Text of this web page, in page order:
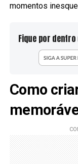
momentos
Fique por
Como